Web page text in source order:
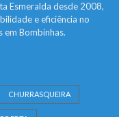
Esmeralda desde 2008,
e eficiência no
em Bombinhas.
CHURRASQUEIRA